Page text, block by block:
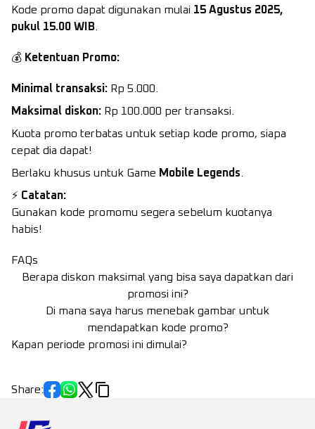
Kode promo dapat digunakan mulai 15 Agustus 2025,
pukul 15.00 WIB
💰 Ketentuan Promo:
Minimal transaksi: Rp 5.000.
Maksimal diskon: Rp 100.000 per transaksi.
Kuota promo terbatas untuk setiap kode promo, siapa
cepat dia dapat!
Berlaku khusus untuk Game Mobile Legends
⚡ Catatan:
Gunakan kode promomu segera sebelum kuotanya
habis!
FAQs
Berapa diskon maksimal yang bisa saya dapatkan dari
promosi ini?
Di mana saya harus menebak gambar untuk
mendapatkan kode promo?
Kapan periode promosi ini dimulai?
Share: